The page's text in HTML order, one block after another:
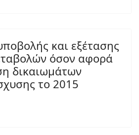
και εξέτασης
όσον αφορά
δικαιωμάτων
το 2015